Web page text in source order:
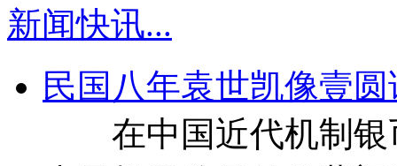
新闻快讯...
民国八年袁世凯像壹
在中国近代机制银